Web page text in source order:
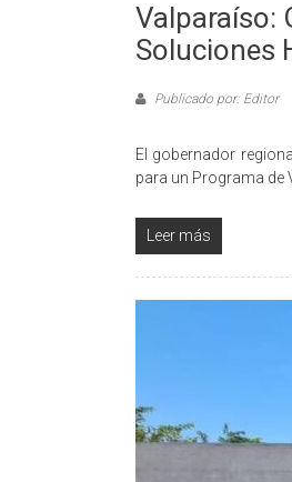
Valparaíso:
Soluciones
Publicado por: Editor
El gobernador
para un Programa de
Leer más